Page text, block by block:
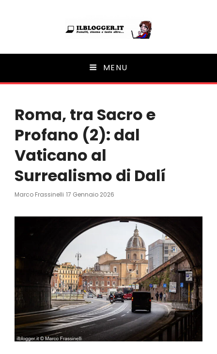
Ilblogger.it
Il portalino di blog | MENU
Roma, tra Sacro e
Profano (2): dal
Vaticano al
Surrealismo di Dalí
Marco Frassinelli Posted
17 Gennaio 2026